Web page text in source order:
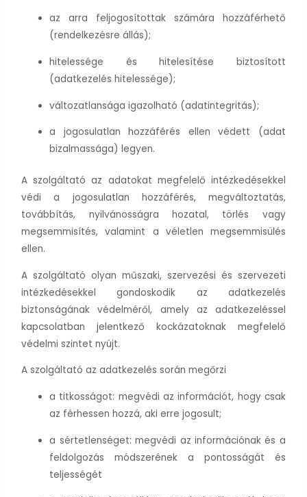
az arra feljogosítottak számára hozzáférhető
(rendelkezésre állás);
hitelessége és hitelesítése biztosított
(adatkezelés hitelessége);
változatlansága igazolható (adatintegritás);
a jogosulatlan hozzáférés ellen védett (adat
bizalmassága) legyen.
A szolgáltató az adatokat megfelelő intézkedésekkel
védi a jogosulatlan hozzáférés, megváltoztatás,
továbbítás, nyilvánosságra hozatal, törlés vagy
megsemmisítés, valamint a véletlen megsemmisülés
ellen.
A szolgáltató olyan műszaki, szervezési és szervezeti
intézkedésekkel gondoskodik az adatkezelés
biztonságának védelméről, amely az adatkezeléssel
kapcsolatban jelentkező kockázatoknak megfelelő
védelmi szintet nyújt.
A szolgáltató az adatkezelés során megőrzi
a titkosságot: megvédi az információt, hogy csak
az férhessen hozzá, aki erre jogosult;
a sértetlenséget: megvédi az információnak és a
feldolgozás módszerének a pontosságát és
teljességét